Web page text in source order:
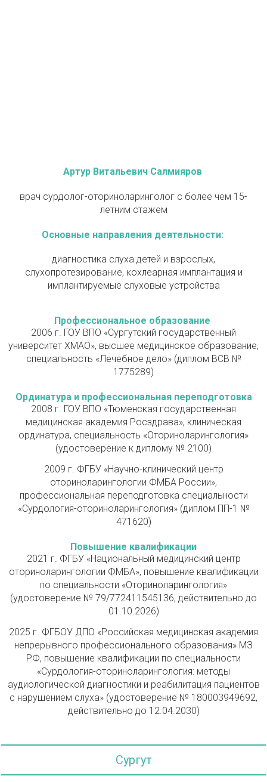
Артур Витальевич Салмияров
врач сурдолог-оториноларинголог с более чем 15-
летним стажем
Основные направления деятельности:
диагностика слуха детей и взрослых,
слухопротезирование, кохлеарная имплантация и
имплантируемые слуховые устройства
Профессиональное образование
2006 г. ГОУ ВПО «Сургутский государственный
университет ХМАО», высшее медицинское образование,
специальность «Лечебное дело» (диплом ВСВ №
1775289)
Ординатура и профессиональная переподготовка
2008 г. ГОУ ВПО «Тюменская государственная
медицинская академия Росздрава», клиническая
ординатура, специальность «Оториноларингология»
(удостоверение к диплому № 2100)
2009 г. ФГБУ «Научно-клинический центр
оториноларингологии ФМБА России»,
профессиональная переподготовка специальности
«Сурдология-оториноларингология» (диплом ПП-1 №
471620)
Повышение квалификации
2021 г. ФГБУ «Национальный медицинский центр
оториноларингологии ФМБА», повышение квалификации
по специальности «Оториноларингология»
(удостоверение № 79/772411545136, действительно до
01.10.2026)
2025 г. ФГБОУ ДПО «Российская медицинская академия
непрерывного профессионального образования» МЗ
РФ, повышение квалификации по специальности
«Сурдология-оториноларингология: методы
аудиологической диагностики и реабилитация пациентов
с нарушением слуха» (удостоверение № 180003949692,
действительно до 12.04.2030)
Сургут